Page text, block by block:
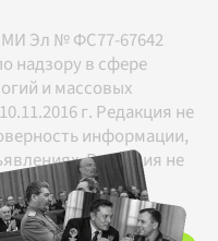
Эл № ФС77-67642
надзору в сфере
и массовых
г. Редакция не
информации,
Редакция не